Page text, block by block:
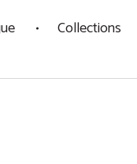
Collections